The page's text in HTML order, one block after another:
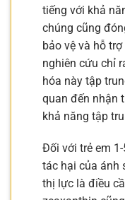
tiếng với khả
chúng cũng
bảo vệ và hỗ
nghiên cứu chỉ
hóa này tập
quan đến nhận
khả năng tập
Đối với trẻ em
tác hại của ánh
thị lực là điều